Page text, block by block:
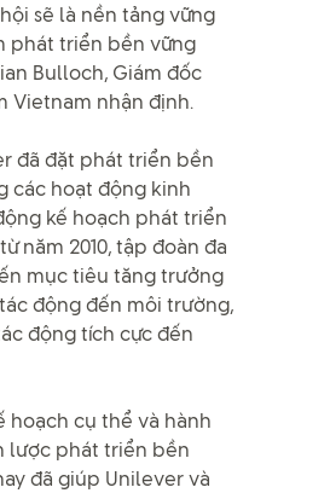
sẽ là nền tảng vững
phát triển bền vững
Bulloch, Giám đốc
Vietnam nhận định.
đã đặt phát triển bền
các hoạt động kinh
kế hoạch phát triển
năm 2010, tập đoàn đa
mục tiêu tăng trưởng
động đến môi trường,
động tích cực đến
hoạch cụ thể và hành
lược phát triển bền
đã giúp Unilever và